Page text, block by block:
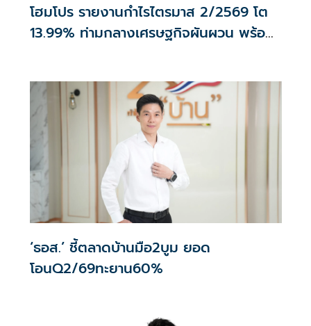
โฮมโปร รายงานกำไรไตรมาส 2/2569 โต
13.99% ท่ามกลางเศรษฐกิจผันผวน พร้อม
‘ธอส.’ ชี้ตลาดบ้านมือ2บูม ยอด
โอนQ2/69ทะยาน60%